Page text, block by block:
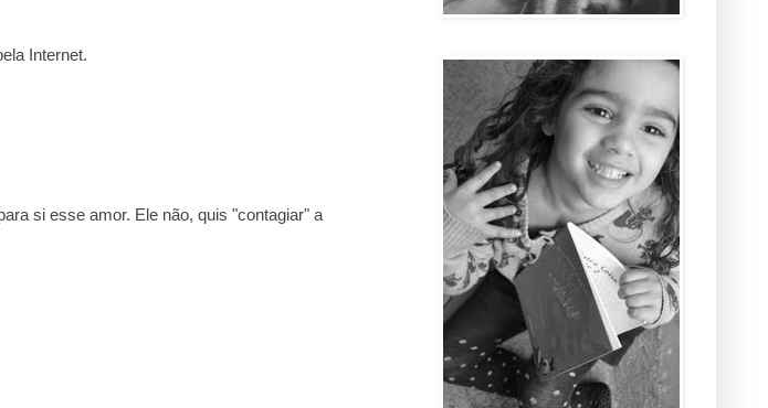
Internet.
si esse amor. Ele não, quis "contagiar" a